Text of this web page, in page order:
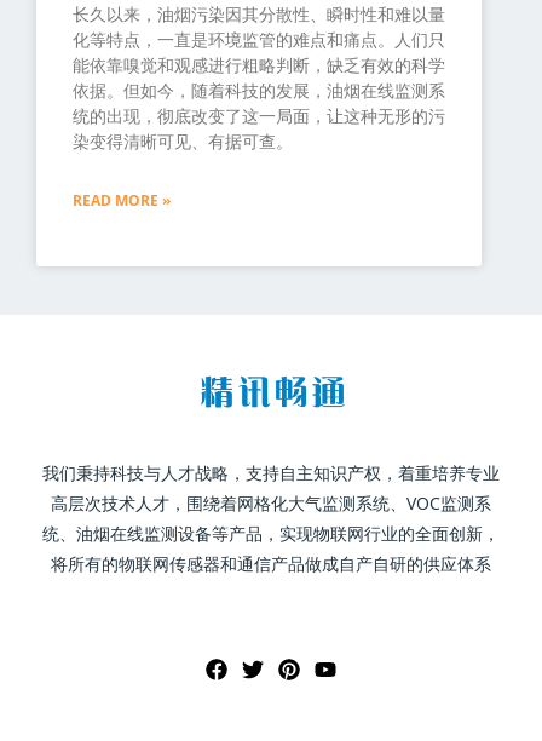
长久以来，油烟污染因其分散性、瞬时性和难以量
化等特点，一直是环境监管的难点和痛点。人们只
能依靠嗅觉和观感进行粗略判断，缺乏有效的科学
依据。但如今，随着科技的发展，油烟在线监测系
统的出现，彻底改变了这一局面，让这种无形的污
染变得清晰可见、有据可查。
READ MORE »
我们秉持科技与人才战略，支持自主知识产权，着重培养专业
高层次技术人才，围绕着网格化大气监测系统、VOC监测系
统、油烟在线监测设备等产品，实现物联网行业的全面创新，
将所有的物联网传感器和通信产品做成自产自研的供应体系